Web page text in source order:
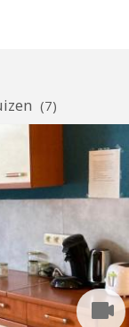
(7)
KM 1706
eerste verdieping
ruime woonkamer,
badkamers, twee
looptijd van de...